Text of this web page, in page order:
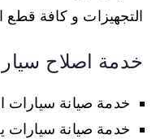
التجهيزات و كافة قطع
خدمة اصلاح
خدمة صيانة سيارات
خدمة صيانة سيارات